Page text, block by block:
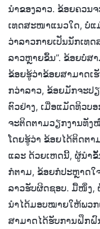
ນຳຂອງລາວ. ຂ້ອຍຄວນ
ເທດສະໜາແນວໃດ, ບໍ່ແ
ວ່າລາວກາຍເປັນນັກເທ
ລາວຫຼາຍຂຶ້ນ”. ຂ້ອຍບໍ່ສ
ຂ້ອຍຮູ້ວ່າຂ້ອຍສາມາດເ
ກວ່າລາວ, ຂ້ອຍມັກຈະປ
ຕົວຢ່າງ, ເມື່ອແມັດທິວບ
ຈະຕິດຕາມວຽກງານທັງ
ໂດຍຮູ້ວ່າ ຂ້ອຍໄດ້ຕິດຕ
ແລະ ດ້ວຍເຫດນີ້, ຜູ້ນຳຂັ້
ກໍຕາມ, ຂ້ອຍກໍປະຫຼາດໃ
ລາວຮັບຜິດຊອບ. ມື້ໜຶ່ງ,
ນໍາໄດ້ມອບໝາຍໃຫ້ພວກ
ສາມາດໄດ້ຮັບການຝຶກຝົ